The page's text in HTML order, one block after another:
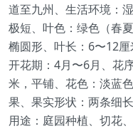
道至九州、生活环境：
极短、叶色：绿色（春
椭圆形、叶长：6〜12厘
开花期：4月〜6月、花
米，平铺、花色：淡蓝
果、果实形状：两条细
用途：庭园种植、切花